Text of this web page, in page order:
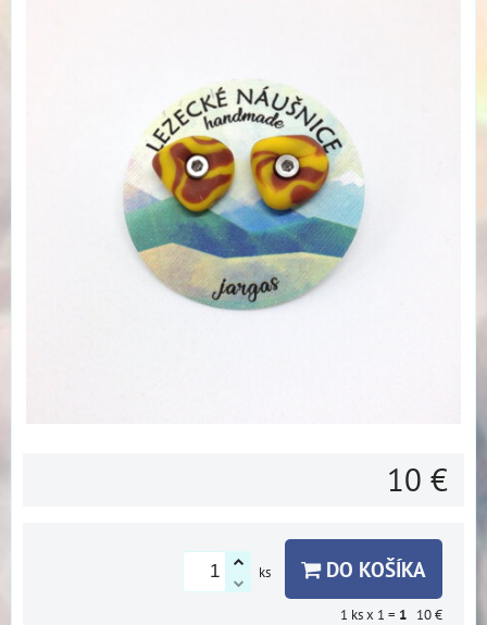
10 €
ks DO KOŠÍKA
1 ks x 1 = 1 10 €